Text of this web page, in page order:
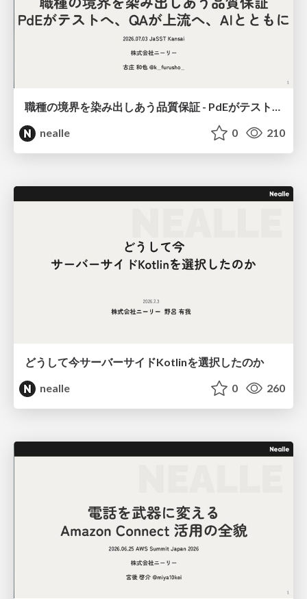
職種の境界を染み出しあう品質保証 - PdEがテストへ、QAが上流へ、AIとともに
nealle
0 210
どうして今サーバーサイドKotlinを選択したのか
nealle
0 260